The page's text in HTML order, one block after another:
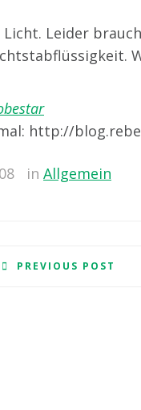
Leider
http://
in Allgemein
PREVIOUS POST